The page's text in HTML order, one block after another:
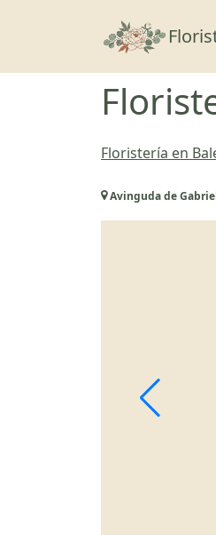
Floristería en
Avinguda de